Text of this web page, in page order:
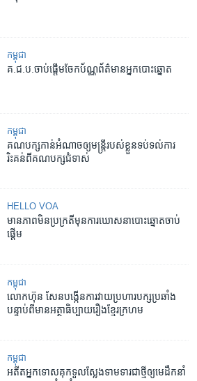
កម្ពុជា
គ.ជ.ប.​ចាប់​ផ្តើម​ចែក​ប័ណ្ណ​ព័ត៌មាន​អ្នក​បោះឆ្នោត
កម្ពុជា
គណបក្ស​កាន់​អំណាច​ឲ្យ​មន្ត្រី​របស់​ខ្លួន​ទប់ទល់​ការ​
រិះគន់​ពី​គណបក្ស​ជំទាស់
HELLO VOA
មាន​ភាព​មិន​ប្រក្រតី​មុន​ការ​ឃោសនា​បោះឆ្នោត​​ចាប់
ផ្តើម
កម្ពុជា
លោក​ហ៊ុន សែន​បង្កើន​ការវាយ​ប្រហារ​បក្ស​ប្រឆាំង​
បន្ទាប់​ពី​មាន​អត្ថាធិប្បាយ​រឿង​ខ្មែរ​ក្រហម
កម្ពុជា
អតីត​អ្នកទោស​គុក​ទួលស្លែង​ទាមទារ​ជាថ្មី​ឲ្យ​មេ​ដឹកនាំ​